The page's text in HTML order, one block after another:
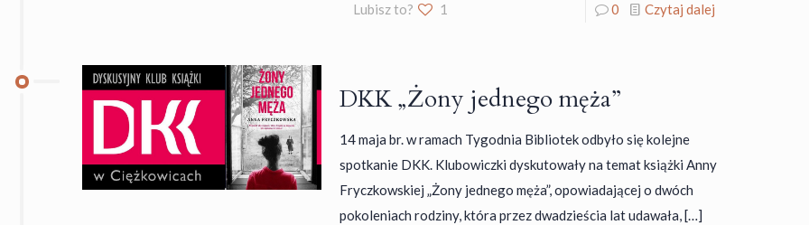
Lubisz to? 1 0 Czytaj dalej
DKK „Żony jednego męża”
14 maja br. w ramach Tygodnia Bibliotek odbyło się kolejne
spotkanie DKK. Klubowiczki dyskutowały na temat książki Anny
Fryczkowskiej „Żony jednego męża”, opowiadającej o dwóch
pokoleniach rodziny, która przez dwadzieścia lat udawała,[…]